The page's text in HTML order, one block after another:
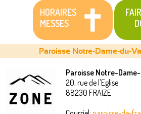
HORAIRES
MESSES
Vous
êtes
Paroisse Notre-Dame-du-
Paroisse Notre-
20, rue de l'Eglise
88230 FRAIZE